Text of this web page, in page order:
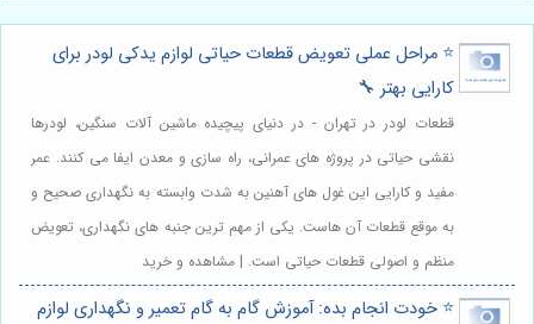
⭐️ مراحل عملی تعویض قطعات حیاتی لوازم یدکی لودر برای
کارایی بهتر 🔧
قطعات لودر در تهران - در دنیای پیچیده ماشین آلات سنگین، لودرها
نقشی حیاتی در پروژه های عمرانی، راه سازی و معدن ایفا می کنند. عمر
مفید و کارایی این غول های آهنین به شدت وابسته به نگهداری صحیح و
به موقع قطعات آن هاست. یکی از مهم ترین جنبه های نگهداری، تعویض
منظم و اصولی قطعات حیاتی است. | مشاهده و خرید
⭐️ خودت انجام بده: آموزش گام به گام تعمیر و نگهداری لوازم